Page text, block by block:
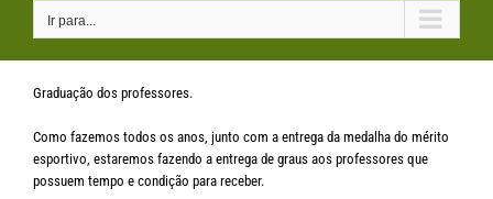
Ir para...
Graduação dos professores.
Como fazemos todos os anos, junto com a entrega da medalha do mérito
esportivo, estaremos fazendo a entrega de graus aos professores que
possuem tempo e condição para receber.